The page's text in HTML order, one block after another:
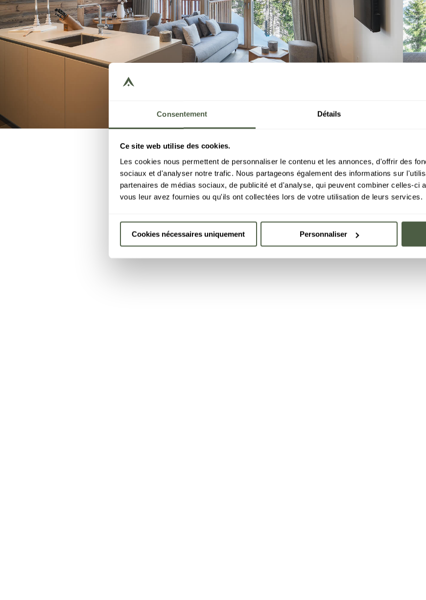
Consentement Détails
Ce site web utilise des cookies.
Les cookies nous permettent de personnaliser le contenu et les annonces, d'offrir des
sociaux et d'analyser notre trafic. Nous partageons également des informations sur
partenaires de médias sociaux, de publicité et d'analyse, qui peuvent combiner celles-ci
vous leur avez fournies ou qu'ils ont collectées lors de votre utilisation de leurs services.
Cookies nécessaires uniquement Personnaliser